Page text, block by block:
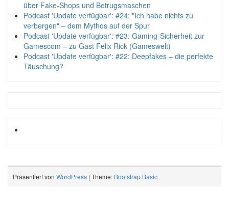
über Fake-Shops und Betrugsmaschen
Podcast 'Update verfügbar': #24: "Ich habe nichts zu
verbergen" – dem Mythos auf der Spur
Podcast 'Update verfügbar': #23: Gaming-Sicherheit zur
Gamescom – zu Gast Felix Rick (Gameswelt)
Podcast 'Update verfügbar': #22: Deepfakes – die perfekte
Täuschung?
Präsentiert von WordPress | Theme: Bootstrap Basic